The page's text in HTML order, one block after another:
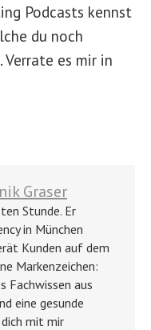
Podcasts kennst
du noch
es mir in
Graser
Stunde. Er
in München
Kunden auf dem
Markenzeichen:
Fachwissen aus
eine gesunde
mit mir